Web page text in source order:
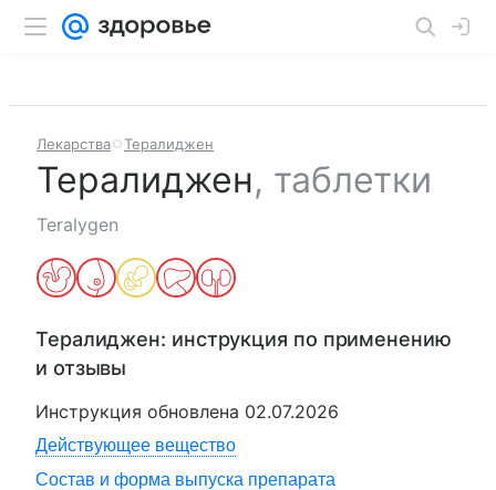
Лекарства Тералиджен
Тералиджен, таблетки
Teralygen
Тералиджен: инструкция по применению
и отзывы
Инструкция обновлена 02.07.2026
Действующее вещество
Состав и форма выпуска препарата